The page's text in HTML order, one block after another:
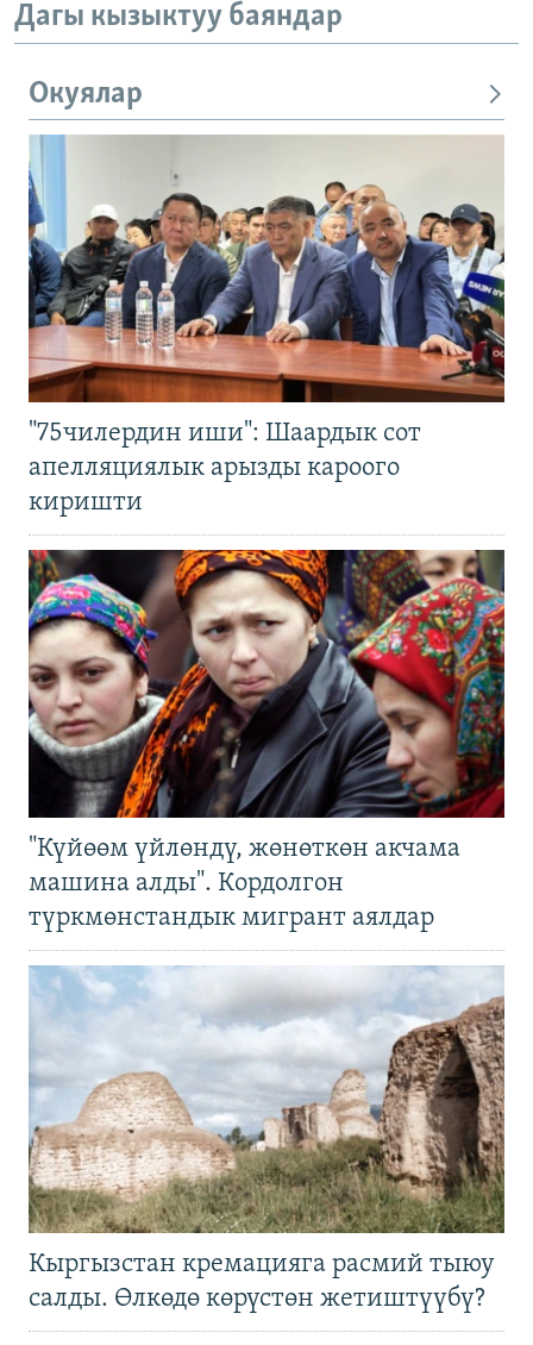
Дагы кызыктуу баяндар
Окуялар
"75чилердин иши": Шаардык сот
апелляциялык арызды кароого
киришти
"Күйөөм үйлөндү, жөнөткөн акчама
машина алды". Кордолгон
түркмөнстандык мигрант аялдар
Кыргызстан кремацияга расмий тыюу
салды. Өлкөдө көрүстөн жетиштүүбү?